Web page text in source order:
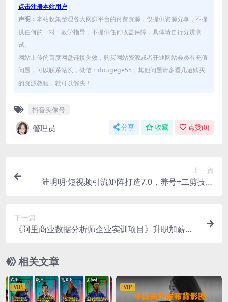
点击注册本站用户
声明： 本站收集整理各大网赚平台的付费资源，仅提供资源分享，不提
供任何的一对一教学指导，不提供任何收益保障，具体请自行分辨测
试。
网站上传的百度网盘链接失效，购买网站资源或者开通网站会员有充值
问题，可以联系站长，微信：dougege55，其他问题请多看几遍购买
的资源教程，就可以解决！
抖音头像号
管理员 分享 收藏 点赞(0)
上一篇
陆明明·短视频引流矩阵打造7.0，养号+二剪技术
下一篇
《阿里商业数据分析师企业实训项目》升职加薪，
相关文章
VIP VIP